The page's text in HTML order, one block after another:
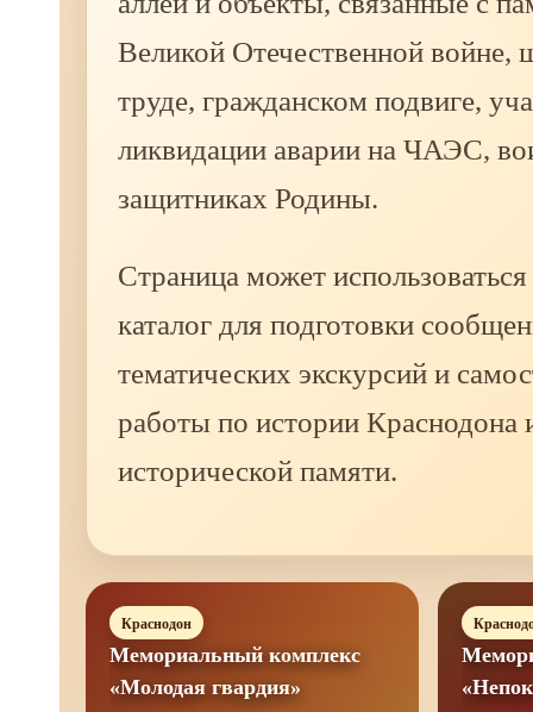
Великой Отечественной войне,
труде, гражданском подвиге,
ликвидации аварии на ЧАЭС,
защитниках Родины.
Страница может
каталог для подготовки
тематических экскурсий и
работы по истории Краснодона
исторической памяти.
Краснодон
Мемориальный комплекс
«Молодая гвардия»